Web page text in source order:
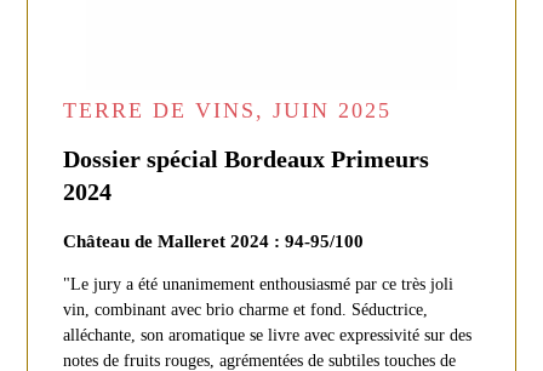
TERRE DE VINS, JUIN 2025
Dossier spécial Bordeaux Primeurs
2024
Château de Malleret 2024 : 94-95/100
"Le jury a été unanimement enthousiasmé par ce très joli
vin, combinant avec brio charme et fond. Séductrice,
alléchante, son aromatique se livre avec expressivité sur des
notes de fruits rouges, agrémentées de subtiles touches de